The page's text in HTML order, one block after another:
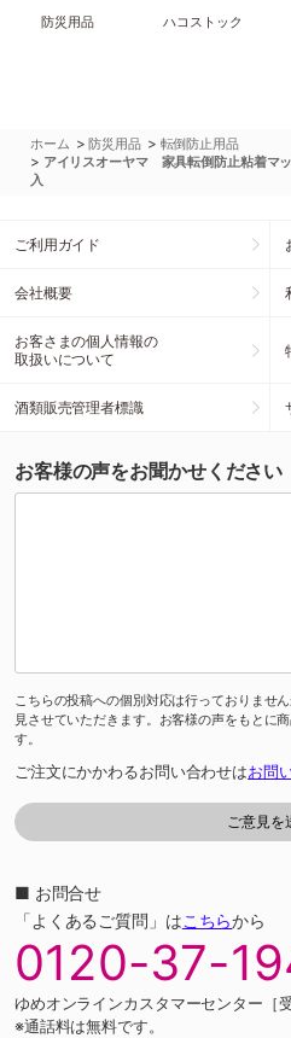
防災用品 ハコストック
ホーム >防災用品 > 転倒防止用品
> アイリスオーヤマ 家具転倒防止粘
入
ご利用ガイド
会社概要
お客さまの個人情報の
取扱いについて
酒類販売管理者標識
お客様の声をお聞かせください
こちらの投稿への個別対応は行っておりませ
見させていただきます。お客様の声をもとに
す。
ご注文にかかわるお問い合わせはお問
■ お問合せ
「よくあるご質問」はこちらから
0120-37-
ゆめオンラインカスタマーセンター［
※通話料は無料です。